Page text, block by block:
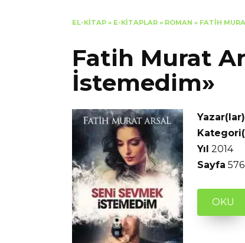
EL-KITAP » E-KITAPLAR » ROMAN » FATIH
Fatih Murat
İstemedim»
Yazar(lar)
Yıl 2014
Sayfa 576
OKU